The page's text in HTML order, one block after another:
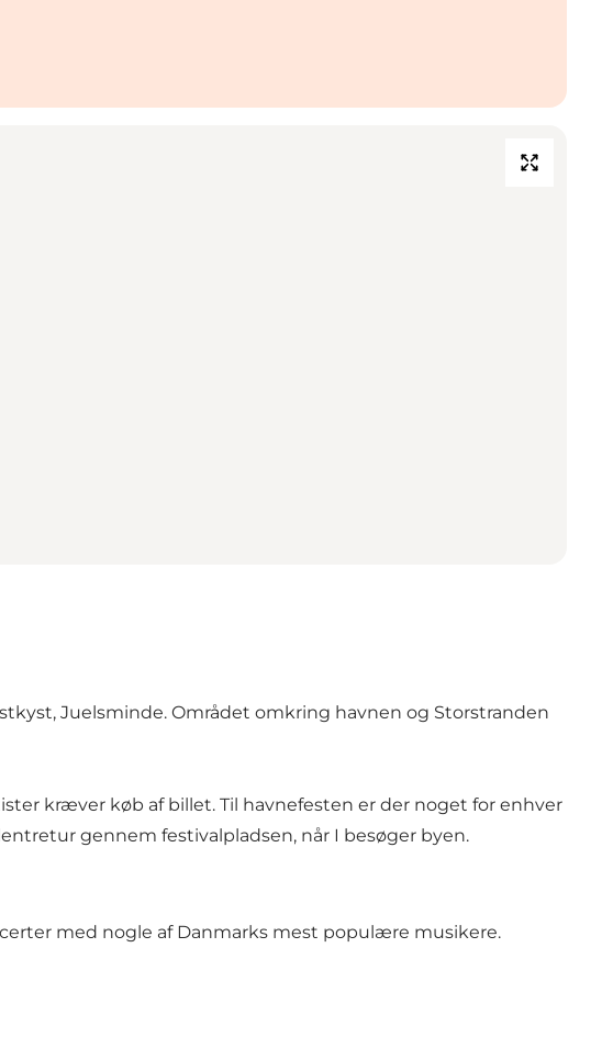
Juelsminde. Området omkring havnen og Storstranden
kræver køb af billet. Til havnefesten er der noget for enhver
gennem festivalpladsen, når I besøger byen.
med nogle af Danmarks mest populære musikere.